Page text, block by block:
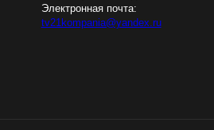
Электронная почта:
tv21kompania@yandex.ru